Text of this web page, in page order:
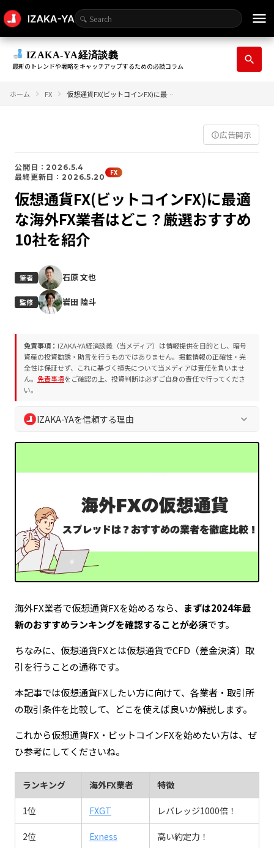
menu
IZAKA-YA経済談義
最新のトレンドや戦略をキャッチアップするための必読コラム
search
ホーム FX 仮想通貨FX(ビットコインFX)に最適な海外FX業者はどこ？厳選おすすめ10社を紹介
info_outline広告開示
公開日：2026.5.4
最終更新日：2026.5.20
FX
仮想通貨FX(ビットコインFX)に最適
な海外FX業者はどこ？厳選おすすめ
10社を紹介
筆者 石原 文也
監修 岩田 陸斗
免責事項： IZAKA-YA経済談義（当メディア）は情報提供を目的とし、暗号
資産の投資勧誘・助言を行うものではありません。掲載情報の正確性・完
全性は保証せず、これに基づく損失について当メディアは責任を負いませ
ん。 免責事項をご確認の上、投資判断は必ずご自身の責任で行ってくださ
い。
IZAKA-YAを信頼する理由 keyboard_arrow_down
業界10年以上の専門チームによる執筆・監修
プロジェクト評価方法に基づく客観的な分析
編集方針に沿った透明性の高い情報発信
読者の資産保護を最優先とした徹底的なリスク喚起
定期的な情報更新による最新ファクトの維持
海外FX業者で仮想通貨FXを始めるなら、 まずは2024年最
新のおすすめランキングを確認することが必須です。
ちなみに、仮想通貨FXとは仮想通貨でCFD（差金決済）取
引を行うことの通称です。
本記事では仮想通貨FXしたい方に向けて、各業者・取引所
の取引条件を比較して、どこを使えば良いか解説します。
これから仮想通貨FX・ビットコインFXを始めたい方は、ぜ
ひ参考にしてくださいね。
ランキング 海外FX業者 特徴
1位 FXGT レバレッジ1000倍！
2位 Exness 高い約定力！